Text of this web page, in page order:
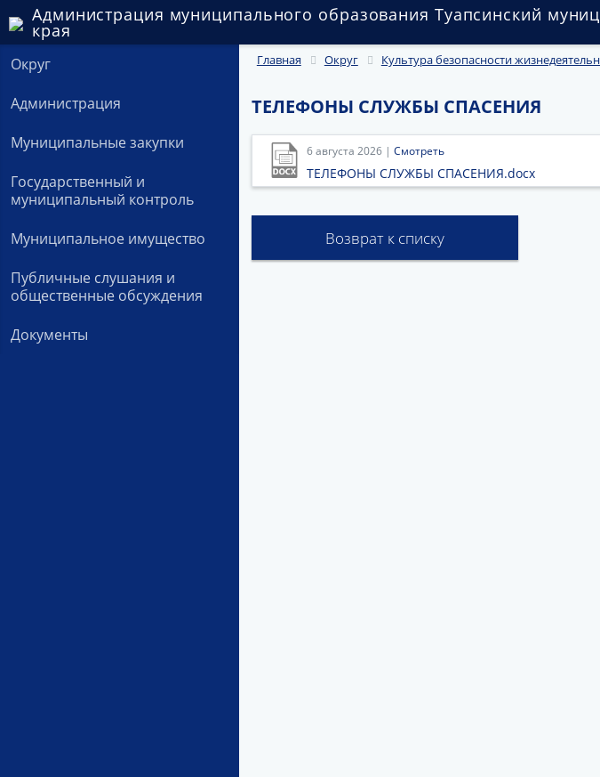
Администрация муниципального образования Туапсинский
края
Округ
Администрация
Муниципальные закупки
Государственный и
муниципальный контроль
Муниципальное имущество
Публичные слушания и
общественные обсуждения
Документы
Главная Округ Культура безопасности
ТЕЛЕФОНЫ СЛУЖБЫ СПАСЕНИЯ
6 августа 2026 | Смотреть
ТЕЛЕФОНЫ СЛУЖБЫ СПАСЕНИЯ.docx
Возврат к списку